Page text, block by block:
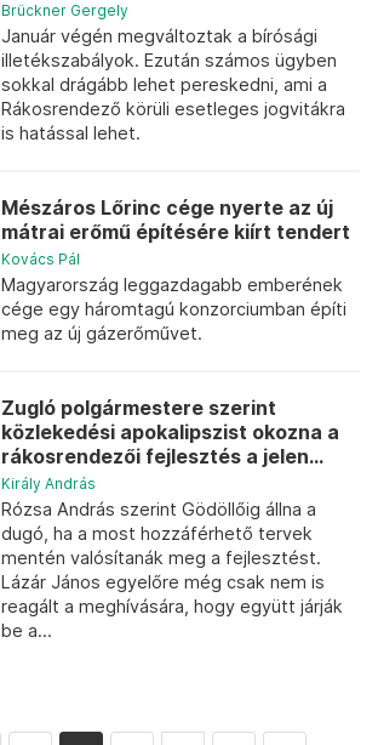
Brückner Gergely
Január végén megváltoztak a bírósági
illetékszabályok. Ezután számos ügyben
sokkal drágább lehet pereskedni, ami a
Rákosrendező körüli esetleges jogvitákra
is hatással lehet.
Mészáros Lőrinc cége nyerte az új
mátrai erőmű építésére kiírt tendert
Kovács Pál
Magyarország leggazdagabb emberének
cége egy háromtagú konzorciumban építi
meg az új gázerőművet.
Zugló polgármestere szerint
közlekedési apokalipszist okozna a
rákosrendezői fejlesztés a jelen...
Király András
Rózsa András szerint Gödöllőig állna a
dugó, ha a most hozzáférhető tervek
mentén valósítanák meg a fejlesztést.
Lázár János egyelőre még csak nem is
reagált a meghívására, hogy együtt járják
be a...